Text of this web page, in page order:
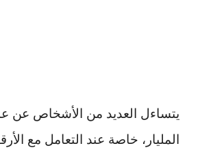
يتساءل العديد من الأشخاص عن
المليار، خاصة عند التعامل مع